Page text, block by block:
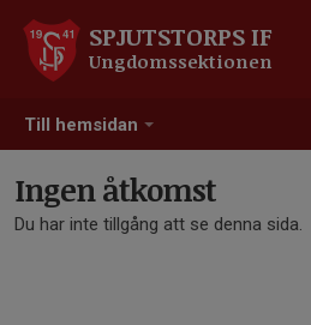
Till hemsidan
SPJUTSTORPS IF
Ungdomssektionen
Ingen åtkomst
Du har inte tillgång att se denna sida.